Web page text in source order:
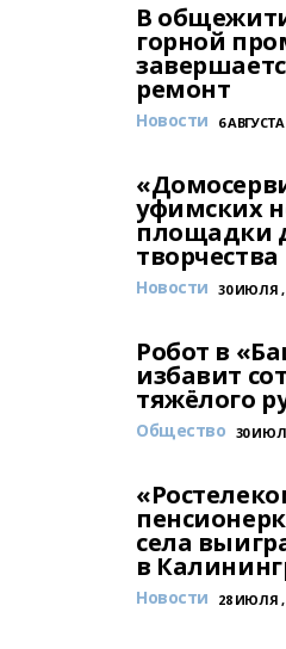
В
горной
ремонт
Новости 6 АВГУСТА
уфимских
площадки
творчества
Новости 30 ИЮЛЯ ,
Робот в
избавит
тяжёлого
Общество 30
села
в
Новости 28 ИЮЛЯ ,